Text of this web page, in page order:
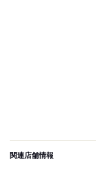
関連店舗情報